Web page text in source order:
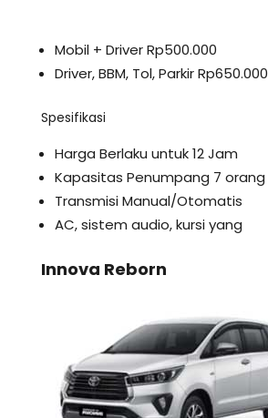
Mobil + Driver Rp500.000
Driver, BBM, Tol, Parkir Rp650.000
Spesifikasi
Harga Berlaku untuk 12 Jam
Kapasitas Penumpang 7 orang
Transmisi Manual/Otomatis
AC, sistem audio, kursi yang
Innova Reborn